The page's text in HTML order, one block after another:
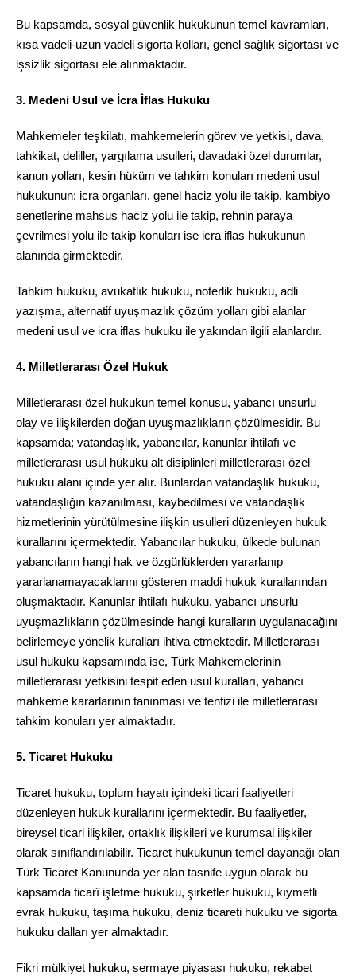
Bu kapsamda, sosyal güvenlik hukukunun temel kavramları,
kısa vadeli-uzun vadeli sigorta kolları, genel sağlık sigortası ve
işsizlik sigortası ele alınmaktadır.
3. Medeni Usul ve İcra İflas Hukuku
Mahkemeler teşkilatı, mahkemelerin görev ve yetkisi, dava,
tahkikat, deliller, yargılama usulleri, davadaki özel durumlar,
kanun yolları, kesin hüküm ve tahkim konuları medeni usul
hukukunun; icra organları, genel haciz yolu ile takip, kambiyo
senetlerine mahsus haciz yolu ile takip, rehnin paraya
çevrilmesi yolu ile takip konuları ise icra iflas hukukunun
alanında girmektedir.
Tahkim hukuku, avukatlık hukuku, noterlik hukuku, adli
yazışma, alternatif uyuşmazlık çözüm yolları gibi alanlar
medeni usul ve icra iflas hukuku ile yakından ilgili alanlardır.
4. Milletlerarası Özel Hukuk
Milletlerarası özel hukukun temel konusu, yabancı unsurlu
olay ve ilişkilerden doğan uyuşmazlıkların çözülmesidir. Bu
kapsamda; vatandaşlık, yabancılar, kanunlar ihtilafı ve
milletlerarası usul hukuku alt disiplinleri milletlerarası özel
hukuku alanı içinde yer alır. Bunlardan vatandaşlık hukuku,
vatandaşlığın kazanılması, kaybedilmesi ve vatandaşlık
hizmetlerinin yürütülmesine ilişkin usulleri düzenleyen hukuk
kurallarını içermektedir. Yabancılar hukuku, ülkede bulunan
yabancıların hangi hak ve özgürlüklerden yararlanıp
yararlanamayacaklarını gösteren maddi hukuk kurallarından
oluşmaktadır. Kanunlar ihtilafı hukuku, yabancı unsurlu
uyuşmazlıkların çözülmesinde hangi kuralların uygulanacağını
belirlemeye yönelik kuralları ihtiva etmektedir. Milletlerarası
usul hukuku kapsamında ise, Türk Mahkemelerinin
milletlerarası yetkisini tespit eden usul kuralları, yabancı
mahkeme kararlarının tanınması ve tenfizi ile milletlerarası
tahkim konuları yer almaktadır.
5. Ticaret Hukuku
Ticaret hukuku, toplum hayatı içindeki ticari faaliyetleri
düzenleyen hukuk kurallarını içermektedir. Bu faaliyetler,
bireysel ticari ilişkiler, ortaklık ilişkileri ve kurumsal ilişkiler
olarak sınıflandırılabilir. Ticaret hukukunun temel dayanağı olan
Türk Ticaret Kanununda yer alan tasnife uygun olarak bu
kapsamda ticarî işletme hukuku, şirketler hukuku, kıymetli
evrak hukuku, taşıma hukuku, deniz ticareti hukuku ve sigorta
hukuku dalları yer almaktadır.
Fikri mülkiyet hukuku, sermaye piyasası hukuku, rekabet